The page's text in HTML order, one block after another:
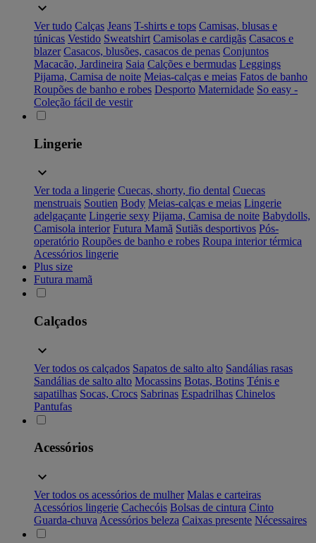
Ver tudo Calças Jeans T-shirts e tops Camisas, blusas e
túnicas Vestido Sweatshirt Camisolas e cardigãs Casacos e
blazer Casacos, blusões, casacos de penas Conjuntos
Macacão, Jardineira Saia Calções e bermudas Leggings
Pijama, Camisa de noite Meias-calças e meias Fatos de banho
Roupões de banho e robes Desporto Maternidade So easy -
Coleção fácil de vestir
Lingerie
Ver toda a lingerie Cuecas, shorty, fio dental Cuecas
menstruais Soutien Body Meias-calças e meias Lingerie
adelgaçante Lingerie sexy Pijama, Camisa de noite Babydolls,
Camisola interior Futura Mamã Sutiãs desportivos Pós-
operatório Roupões de banho e robes Roupa interior térmica
Acessórios lingerie
Plus size
Futura mamã
Calçados
Ver todos os calçados Sapatos de salto alto Sandálias rasas
Sandálias de salto alto Mocassins Botas, Botins Ténis e
sapatilhas Socas, Crocs Sabrinas Espadrilhas Chinelos
Pantufas
Acessórios
Ver todos os acessórios de mulher Malas e carteiras
Acessórios lingerie Cachecóis Bolsas de cintura Cinto
Guarda-chuva Acessórios beleza Caixas presente Nécessaires